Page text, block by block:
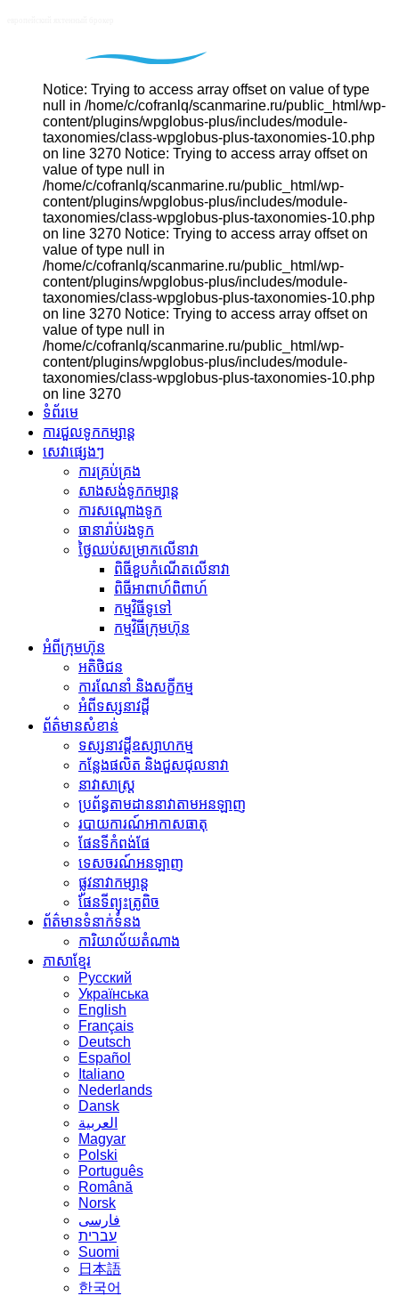
Notice: Trying to access array offset on value of type
null in /home/c/cofranlq/scanmarine.ru/public_html/wp-
content/plugins/wpglobus-plus/includes/module-
taxonomies/class-wpglobus-plus-taxonomies-10.php
on line 3270 Notice: Trying to access array offset on
value of type null in
/home/c/cofranlq/scanmarine.ru/public_html/wp-
content/plugins/wpglobus-plus/includes/module-
taxonomies/class-wpglobus-plus-taxonomies-10.php
on line 3270 Notice: Trying to access array offset on
value of type null in
/home/c/cofranlq/scanmarine.ru/public_html/wp-
content/plugins/wpglobus-plus/includes/module-
taxonomies/class-wpglobus-plus-taxonomies-10.php
on line 3270 Notice: Trying to access array offset on
value of type null in
/home/c/cofranlq/scanmarine.ru/public_html/wp-
content/plugins/wpglobus-plus/includes/module-
taxonomies/class-wpglobus-plus-taxonomies-10.php
on line 3270
ទំព័រមេ
ការជួលទូកកម្សាន្ត
សេវាផ្សេងៗ
ការគ្រប់គ្រង
សាងសង់ទូកកម្សាន្ត
ការសណ្ដោងទូក
ធានារ៉ាប់រងទូក
ថ្ងៃឈប់សម្រាកលើនាវា
ពិធីខួបកំណើតលើនាវា
ពិធីអាពាហ៍ពិពាហ៍
កម្មវិធីទូទៅ
កម្មវិធីក្រុមហ៊ុន
អំពីក្រុមហ៊ុន
អតិថិជន
ការណែនាំ និងសក្ខីកម្ម
អំពីទស្សនាវដ្តី
ព័ត៌មានសំខាន់
ទស្សនាវដ្ដីឧស្សាហកម្ម
កន្លែងផលិត និងជួសជុលនាវា
នាវាសាស្រ្ត
ប្រព័ន្ធតាមដាននាវាតាមអនឡាញ
របាយការណ៍អាកាសធាតុ
ផែនទីកំពង់ផែ
ទេសចរណ៍អនឡាញ
ផ្លូវនាវាកម្សាន្ត
ផែនទីព្យុះត្រូពិច
ព័ត៌មានទំនាក់ទំនង
ការិយាល័យតំណាង
ភាសាខ្មែរ
Русский
Українська
English
Français
Deutsch
Español
Italiano
Nederlands
Dansk
العربية
Magyar
Polski
Português
Română
Norsk
فارسی
עברית
Suomi
日本語
한국어